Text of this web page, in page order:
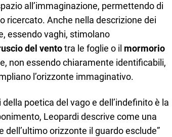
all’immaginazione, permettendo di
ricercato. Anche nella descrizione dei
essendo vaghi, stimolano
del ventotra le foglie o il mormorio
non essendo chiaramente identificabili,
l’orizzonte immaginativo.
poetica del vago e dell’indefinito è la
Leopardi descrive come una
dell’ultimo orizzonte il guardo esclude”